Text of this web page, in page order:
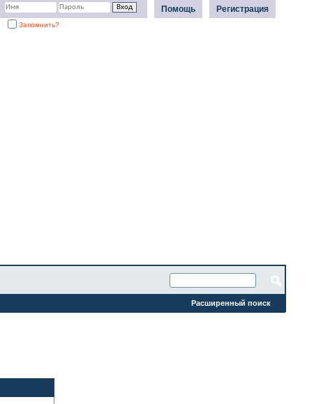
Регистрация
Помощь
Запомнить?
Расширенный поиск